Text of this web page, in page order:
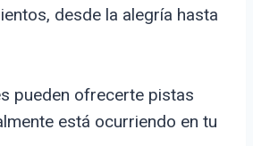
desde la alegría hasta
pueden ofrecerte pistas
está ocurriendo en tu